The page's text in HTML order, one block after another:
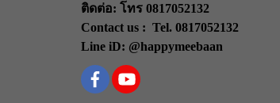
ติดต่อ: โทร 0817052132
Contact us : Tel. 0817052132
Line iD: @happymeebaan